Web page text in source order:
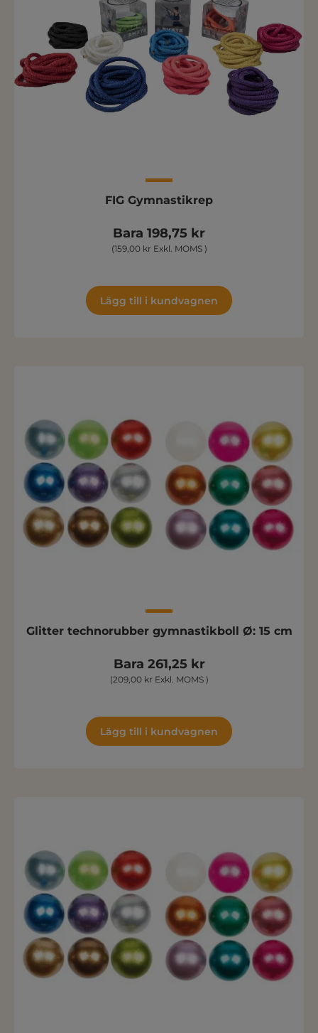
FIG Gymnastikrep
Bara 198,75 kr
(159,00 kr Exkl. MOMS )
Lägg till i kundvagnen
Glitter technorubber gymnastikboll Ø: 15 cm
Bara 261,25 kr
(209,00 kr Exkl. MOMS )
Lägg till i kundvagnen